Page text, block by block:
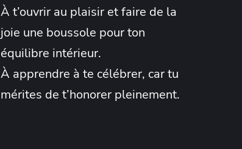
À t’ouvrir au plaisir et faire de la
joie une boussole pour ton
équilibre intérieur.
À apprendre à te célébrer, car tu
mérites de t’honorer pleinement.